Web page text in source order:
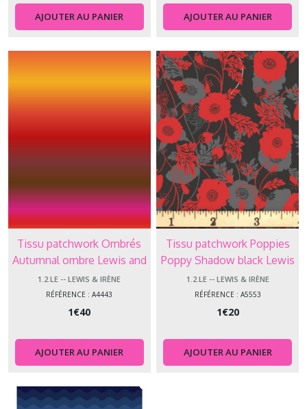
AJOUTER AU PANIER AJOUTER AU PANIER
Tissu patchwork Ombrés
Autumnal ombre Lewis and
Irene A4443
1.2.LE -- LEWIS & IRÈNE
RÉFÉRENCE : A4443
1€40
AJOUTER AU PANIER
Tissu patchwork Poppies
Poppy Shadow black Lewis
and Irene A5553
1.2.LE -- LEWIS & IRÈNE
RÉFÉRENCE : A5553
1€20
AJOUTER AU PANIER
Afficher